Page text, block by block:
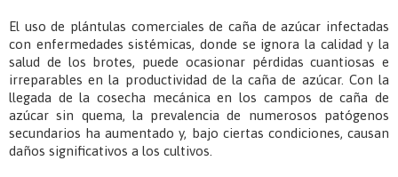
El uso de plántulas comerciales de caña de azúcar infectadas
con enfermedades sistémicas, donde se ignora la calidad y la
salud de los brotes, puede ocasionar pérdidas cuantiosas e
irreparables en la productividad de la caña de azúcar. Con la
llegada de la cosecha mecánica en los campos de caña de
azúcar sin quema, la prevalencia de numerosos patógenos
secundarios ha aumentado y, bajo ciertas condiciones, causan
daños significativos a los cultivos.